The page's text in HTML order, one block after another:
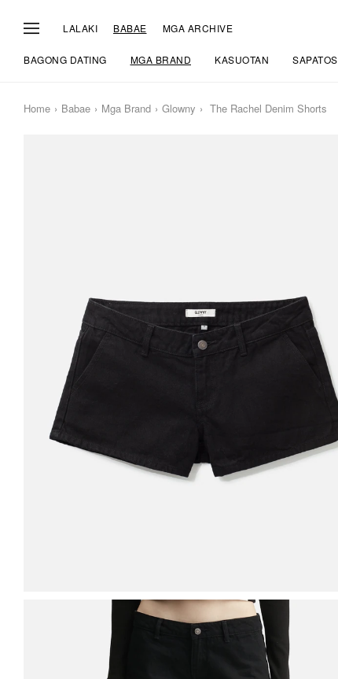
LALAKI BABAE MGA ARCHIVE
BAGONG DATING MGA BRAND KASUOTAN SAPATOS
Home Babae Mga Brand Glowny The Rachel Denim Shorts